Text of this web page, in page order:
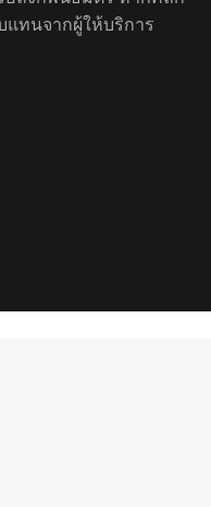
แทนจากผู้ให้บริการ